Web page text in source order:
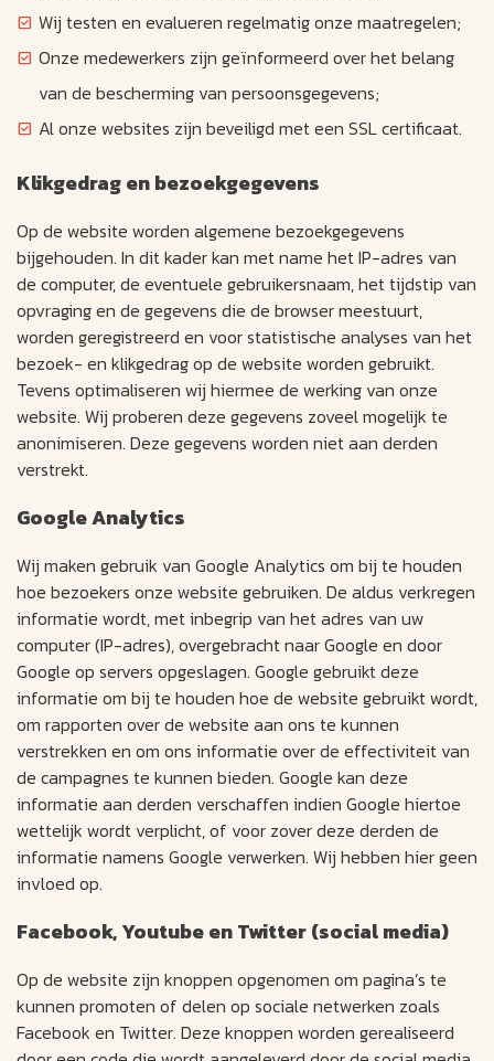
Wij testen en evalueren regelmatig onze maatregelen;
Onze medewerkers zijn geïnformeerd over het belang
van de bescherming van persoonsgegevens;
Al onze websites zijn beveiligd met een SSL certificaat.
Klikgedrag en bezoekgegevens
Op de website worden algemene bezoekgegevens
bijgehouden. In dit kader kan met name het IP-adres van
de computer, de eventuele gebruikersnaam, het tijdstip van
opvraging en de gegevens die de browser meestuurt,
worden geregistreerd en voor statistische analyses van het
bezoek- en klikgedrag op de website worden gebruikt.
Tevens optimaliseren wij hiermee de werking van onze
website. Wij proberen deze gegevens zoveel mogelijk te
anonimiseren. Deze gegevens worden niet aan derden
verstrekt.
Google Analytics
Wij maken gebruik van Google Analytics om bij te houden
hoe bezoekers onze website gebruiken. De aldus verkregen
informatie wordt, met inbegrip van het adres van uw
computer (IP-adres), overgebracht naar Google en door
Google op servers opgeslagen. Google gebruikt deze
informatie om bij te houden hoe de website gebruikt wordt,
om rapporten over de website aan ons te kunnen
verstrekken en om ons informatie over de effectiviteit van
de campagnes te kunnen bieden. Google kan deze
informatie aan derden verschaffen indien Google hiertoe
wettelijk wordt verplicht, of voor zover deze derden de
informatie namens Google verwerken. Wij hebben hier geen
invloed op.
Facebook, Youtube en Twitter (social media)
Op de website zijn knoppen opgenomen om pagina’s te
kunnen promoten of delen op sociale netwerken zoals
Facebook en Twitter. Deze knoppen worden gerealiseerd